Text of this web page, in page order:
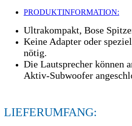
PRODUKTINFORMATION:
Ultrakompakt, Bose
Keine Adapter oder
nötig.
Die Lautsprecher können
Aktiv-Subwoofer
LIEFERUMFANG: